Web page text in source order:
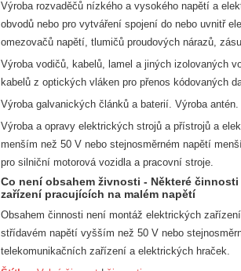
Výroba rozvaděčů nízkého a vysokého napětí a
obvodů nebo pro vytváření spojení do nebo uvnitř
omezovačů napětí, tlumičů proudových nárazů,
Výroba vodičů, kabelů, lamel a jiných izolovaných
kabelů z optických vláken pro přenos kódovaných
Výroba galvanických článků a baterií. Výroba antén.
Výroba a opravy elektrických strojů a přístrojů a
menším než 50 V nebo stejnosměrném napětí
pro silniční motorová vozidla a pracovní stroje.
Co není obsahem živnosti - Některé
zařízení pracujících na malém napětí
Obsahem činnosti není montáž elektrických
střídavém napětí vyšším než 50 V nebo
telekomunikačních zařízení a elektrických hraček.